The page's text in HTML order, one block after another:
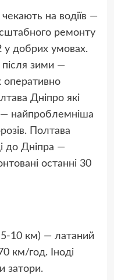
на водіїв —
ремонту
у добрих умовах.
після зими —
оперативно
Дніпро які
— найпроблемніша
Полтава
до Дніпра —
останні 30
5-10 км) — латаний
км/год. Іноді
затори.